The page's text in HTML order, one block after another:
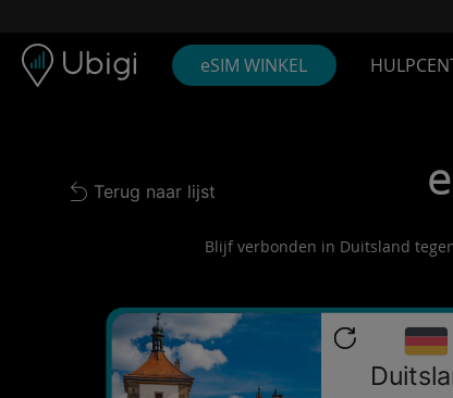
eSIM WINKEL
Back to list
Terug naar lijst
Blijf verbonden in Duitsland